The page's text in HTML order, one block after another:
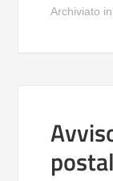
Archiviato